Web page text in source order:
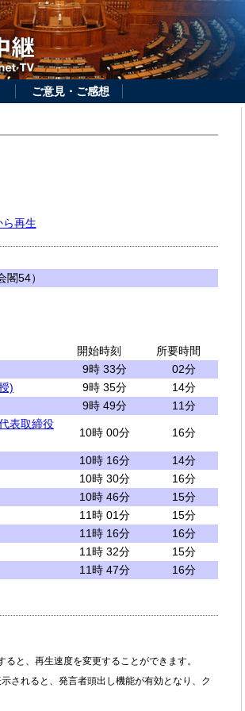
ご意見・ご感想
ら再生
54）
開始時刻
所要時間
9時 33分
02分
)
9時 35分
14分
9時 49分
11分
表取締役
10時 00分 16分
10時 16分
14分
10時 30分
16分
10時 46分
15分
11時 01分
15分
11時 16分
16分
11時 32分
15分
11時 47分 16分
と、再生速度を変更することができます。
されると、発言者頭出し機能が有効となり、ク